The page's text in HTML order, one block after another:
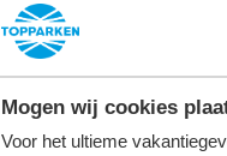
Mogen wij cookies
Voor het ultieme